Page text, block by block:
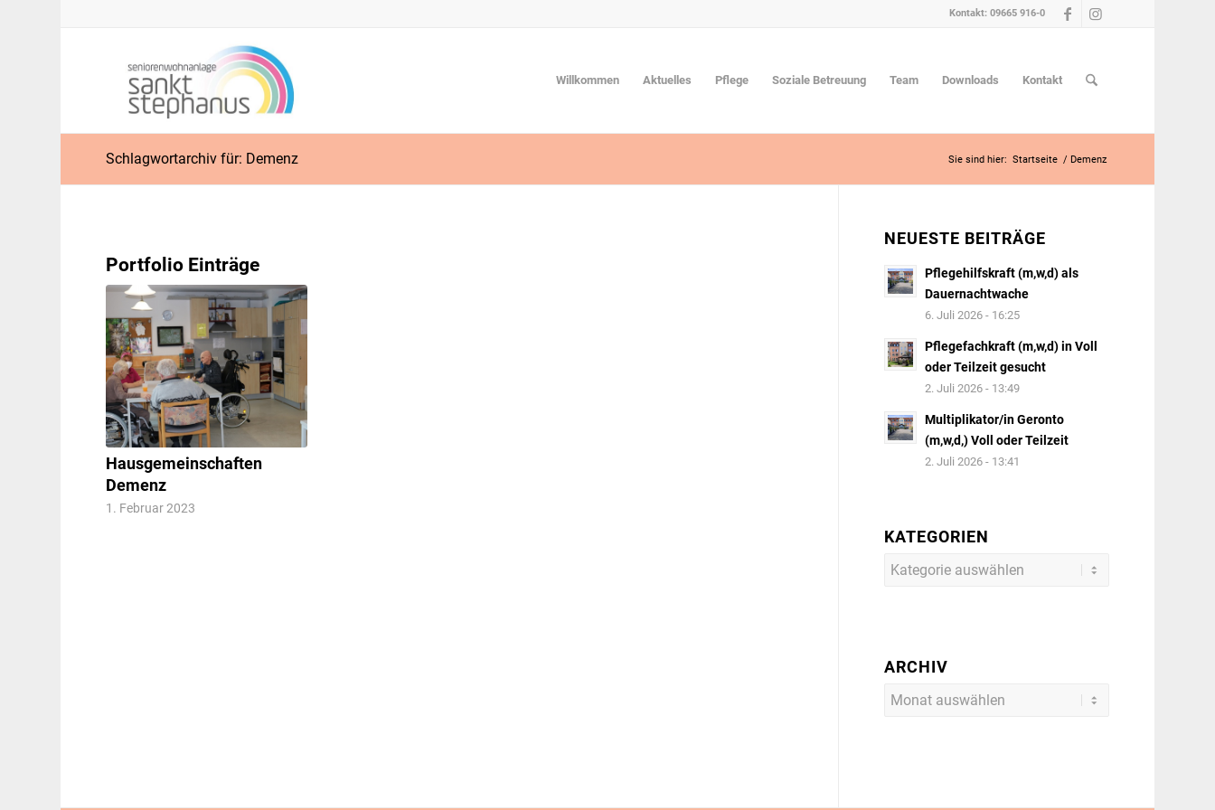
Kontakt: 09665 916-0
Willkommen Aktuelles Pflege Soziale Betreuung Team Downloads Kontakt
Schlagwortarchiv für: Demenz Sie sind hier: Startseite / Demenz
Portfolio Einträge
Hausgemeinschaften
Demenz
1. Februar 2023
NEUESTE BEITRÄGE
Pflegehilfskraft (m,w,d) als
Dauernachtwache
6. Juli 2026 - 16:25
Pflegefachkraft (m,w,d) in Voll
oder Teilzeit gesucht
2. Juli 2026 - 13:49
Multiplikator/in Geronto
(m,w,d,) Voll oder Teilzeit
2. Juli 2026 - 13:41
KATEGORIEN
Kategorien
ARCHIV